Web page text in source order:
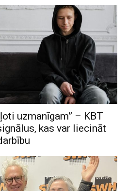
uzmanīgam” – KBT
kas var liecināt